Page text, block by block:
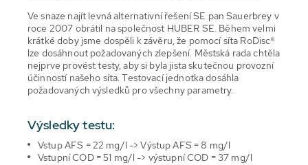
Ve snaze najít levná alternativní řešení SE pan Sauerbrey v
roce 2007 obrátil na společnost HUBER SE. Během velmi
krátké doby jsme dospěli k závěru, že pomocí síta RoDisc®
lze dosáhnout požadovaných zlepšení. Městská rada chtěla
nejprve provést testy, aby si byla jista skutečnou provozní
účinností našeho síta. Testovací jednotka dosáhla
požadovaných výsledků pro všechny parametry.
Výsledky testu:
Vstup AFS = 22 mg/l -> Výstup AFS = 8 mg/l
Vstupní COD = 51 mg/l -> výstupní COD = 37 mg/l